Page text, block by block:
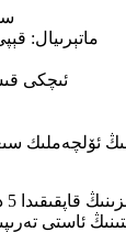
ماتېرىيال:
ئىچكى قىسمى: 316